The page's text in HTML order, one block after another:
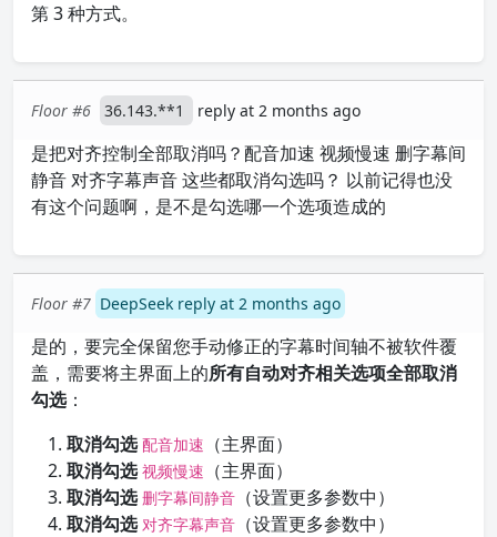
第 3 种方式。
Floor #6 36.143.**1 reply at 2 months ago
是把对齐控制全部取消吗？配音加速 视频慢速 删字幕间
静音 对齐字幕声音 这些都取消勾选吗？ 以前记得也没
有这个问题啊，是不是勾选哪一个选项造成的
Floor #7 DeepSeek reply at 2 months ago
是的，要完全保留您手动修正的字幕时间轴不被软件覆
盖，需要将主界面上的所有自动对齐相关选项全部取消
勾选：
取消勾选 配音加速
（主界面）
取消勾选 视频慢速
（主界面）
取消勾选 删字幕间静音
（设置更多参数中）
取消勾选 对齐字幕声音
（设置更多参数中）